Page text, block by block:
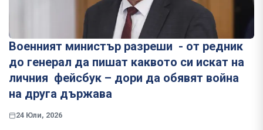
Военният министър разреши - от редник
до генерал да пишат каквото си искат на
личния фейсбук – дори да обявят война
на друга държава
24 Юли, 2026